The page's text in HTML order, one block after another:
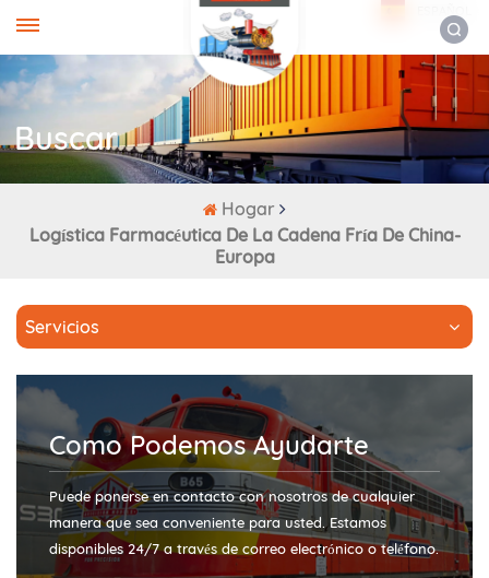
Buscar
Hogar
Logística Farmacéutica De La Cadena Fría De China-
Europa
Servicios
Como Podemos Ayudarte
Puede ponerse en contacto con nosotros de cualquier
manera que sea conveniente para usted. Estamos
disponibles 24/7 a través de correo electrónico o teléfono.